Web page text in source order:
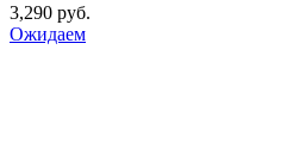
3,290 руб.
Ожидаем